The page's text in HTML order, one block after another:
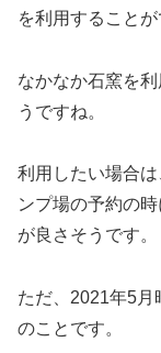
を利用することが
なかなか石窯を
うですね。
利用したい場合
ンプ場の予約の
が良さそうです。
ただ、2021年5月
のことです。